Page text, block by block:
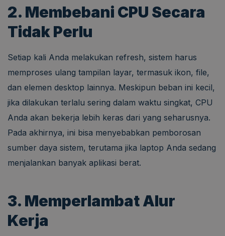
2. Membebani CPU Secara
Tidak Perlu
Setiap kali Anda melakukan refresh, sistem harus
memproses ulang tampilan layar, termasuk ikon, file,
dan elemen desktop lainnya. Meskipun beban ini kecil,
jika dilakukan terlalu sering dalam waktu singkat, CPU
Anda akan bekerja lebih keras dari yang seharusnya.
Pada akhirnya, ini bisa menyebabkan pemborosan
sumber daya sistem, terutama jika laptop Anda sedang
menjalankan banyak aplikasi berat.
3. Memperlambat Alur
Kerja